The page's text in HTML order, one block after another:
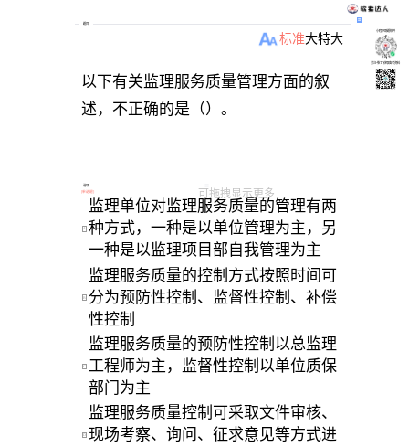
题目
标准大特大
以下有关监理服务质量管理方面的叙
述，不正确的是（）。
可拖拽显示更多
选项
单选题
A
监理单位对监理服务质量的管理有两
种方式，一种是以单位管理为主，另
一种是以监理项目部自我管理为主
B
监理服务质量的控制方式按照时间可
分为预防性控制、监督性控制、补偿
性控制
C
监理服务质量的预防性控制以总监理
工程师为主，监督性控制以单位质保
部门为主
D
监理服务质量控制可采取文件审核、
现场考察、询问、征求意见等方式进
小程序刷题软件
关注“柴丁”获取备考资料